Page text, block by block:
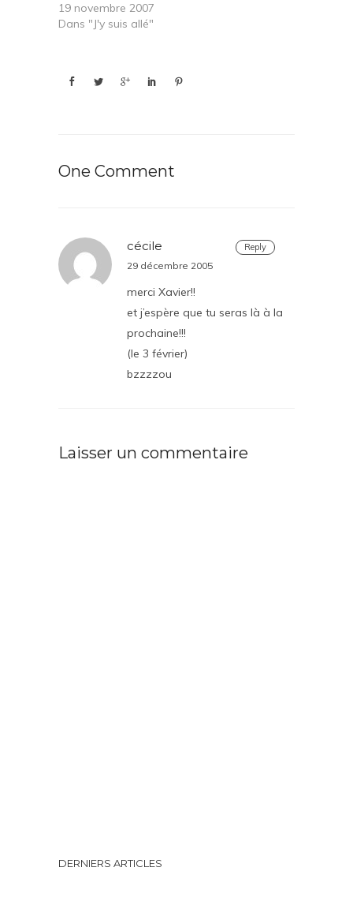
19 novembre 2007
Dans "J'y suis allé"
One Comment
Reply
cécile
29 décembre 2005
merci Xavier!!
et j’espère que tu seras là à la
prochaine!!!
(le 3 février)
bzzzzou
Laisser un commentaire
DERNIERS ARTICLES